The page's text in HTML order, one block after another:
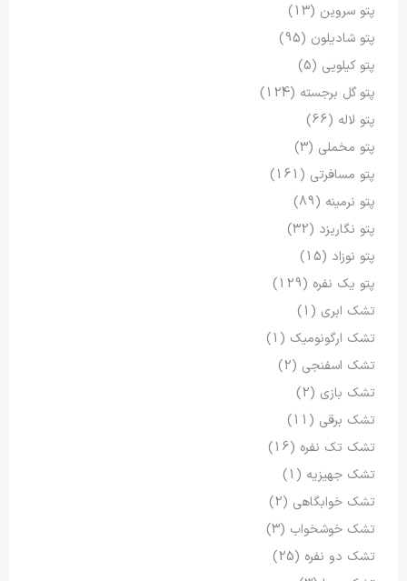
پتو سروین (13)
پتو شادیلون (95)
پتو کیلویی (5)
پتو گل برجسته (124)
پتو لاله (66)
پتو مخملی (3)
پتو مسافرتی (161)
پتو نرمینه (89)
پتو نگاریزد (32)
پتو نوزاد (15)
پتو یک نفره (129)
تشک ابری (1)
تشک ارگونومیک (1)
تشک اسفنجی (2)
تشک بازی (2)
تشک برقی (11)
تشک تک نفره (16)
تشک جهیزیه (1)
تشک خوابگاهی (2)
تشک خوشخواب (3)
تشک دو نفره (25)